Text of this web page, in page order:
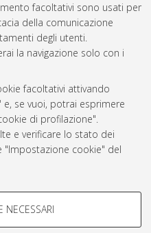
facoltativi sono usati per
della comunicazione
degli utenti.
la navigazione solo con i
facoltativi attivando
se vuoi, potrai esprimere
di profilazione".
e verificare lo stato dei
"Impostazione cookie" del
-
NECESSARI
da AlmaDL